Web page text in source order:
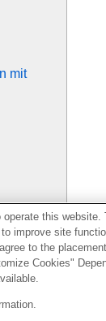
mit
this
improve site
to the
Cookies"